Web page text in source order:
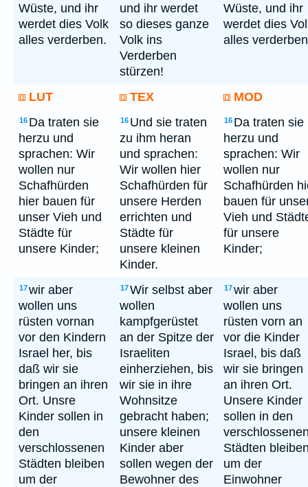
Wüste, und ihr
werdet dies Volk
alles verderben.
und ihr werdet
so dieses ganze
Volk ins
Verderben
stürzen!
Wüste, und ihr
werdet dies
alles
LUT TEX MOD
16 Da traten sie
herzu und
sprachen: Wir
wollen nur
Schafhürden
hier bauen für
unser Vieh und
Städte für
unsere Kinder;
16 Und sie traten
zu ihm heran
und sprachen:
Wir wollen hier
Schafhürden für
unsere Herden
errichten und
Städte für
unsere kleinen
Kinder.
16 Da traten sie
herzu und
sprachen: Wir
wollen nur
Schafhürden
bauen für
Vieh und
für unsere
Kinder;
17wir aber
wollen uns
rüsten vornan
vor den Kindern
Israel her, bis
daß wir sie
bringen an ihren
Ort. Unsre
Kinder sollen in
den
verschlossenen
Städten bleiben
um der
17Wir selbst aber
wollen
kampfgerüstet
an der Spitze der
Israeliten
einherziehen, bis
wir sie in ihre
Wohnsitze
gebracht haben;
unsere kleinen
Kinder aber
sollen wegen der
Bewohner des
17wir aber
wollen uns
rüsten vorn an
vor die Kinder
Israel, bis daß
wir sie bringen
an ihren Ort.
Unsere Kinder
sollen in den
Städten
um der
Einwohner